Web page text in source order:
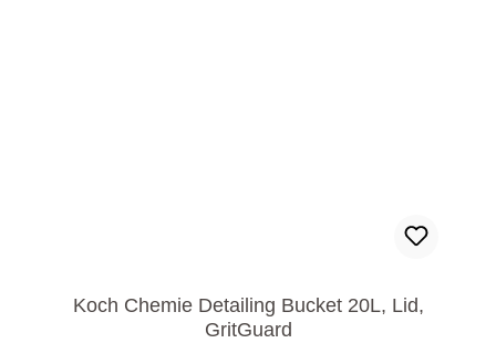
Koch Chemie Detailing Bucket 20L, Lid,
GritGuard